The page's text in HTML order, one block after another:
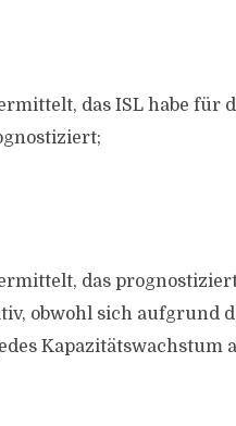
das ISL habe für
das
obwohl sich aufgrund
Kapazitätswachstum